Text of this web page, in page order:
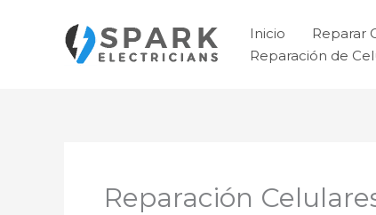
contenido
Inicio Reparar
Reparación de
Reparación